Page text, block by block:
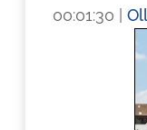
00:01:30 |